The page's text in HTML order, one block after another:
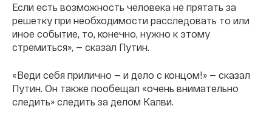
Если есть возможность человека не прятать за
решетку при необходимости расследовать то или
иное событие, то, конечно, нужно к этому
стремиться», — сказал Путин.
«Веди себя прилично — и дело с концом!» — сказал
Путин. Он также пообещал «очень внимательно
следить» следить за делом Калви.